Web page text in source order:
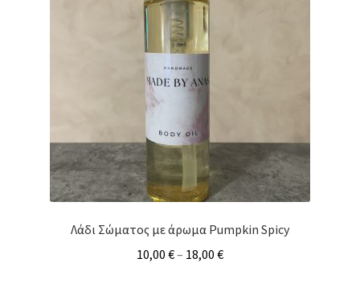
Λάδι Σώματος με άρωμα Pumpkin Spicy
10,00 €– 18,00 €